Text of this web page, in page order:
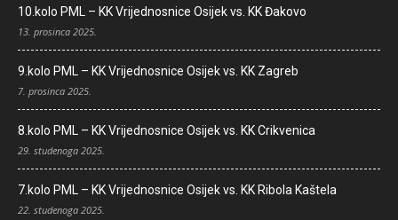
10.kolo PML – KK Vrijednosnice Osijek vs. KK Đakovo
13. prosinca 2025.
9.kolo PML – KK Vrijednosnice Osijek vs. KK Zagreb
7. prosinca 2025.
8.kolo PML – KK Vrijednosnice Osijek vs. KK Crikvenica
29. studenoga 2025.
7.kolo PML – KK Vrijednosnice Osijek vs. KK Ribola Kaštela
22. studenoga 2025.